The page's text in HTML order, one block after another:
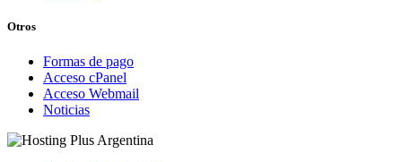
Otros
Formas de pago
Acceso cPanel
Acceso Webmail
Noticias